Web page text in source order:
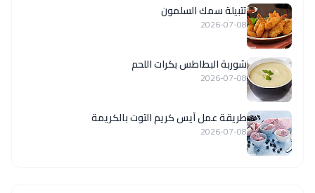
تتبيلة سمك السلمون
2026-07-08
شوربة البطاطس بكرات اللحم
2026-07-08
طريقة عمل آيس كريم التوت بالكريمة
2026-07-08